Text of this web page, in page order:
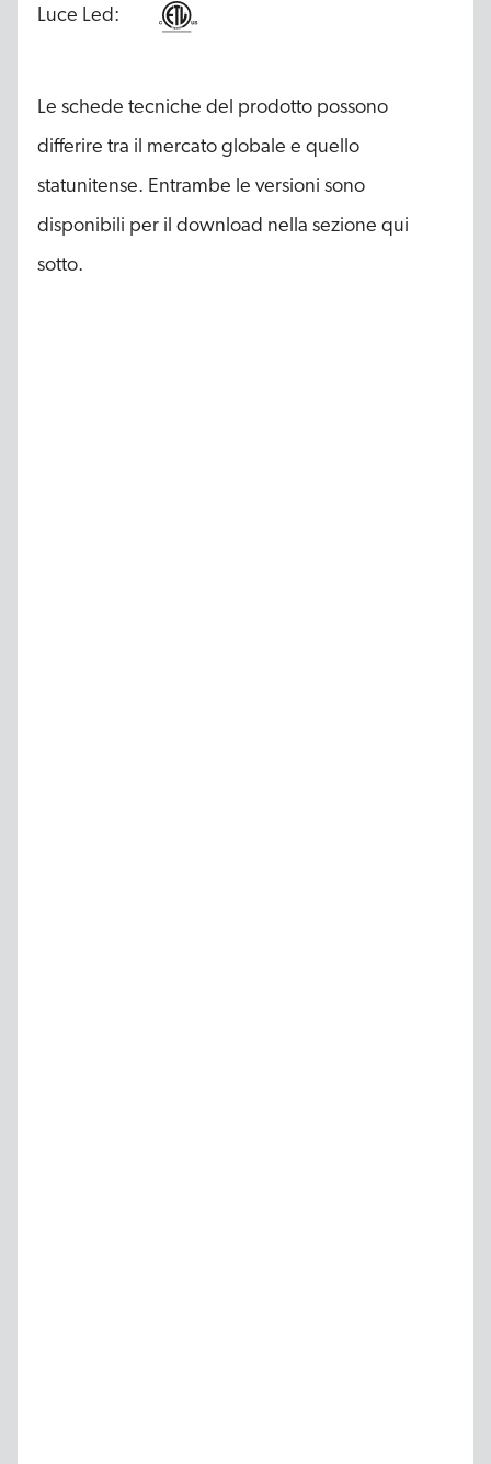
Luce Led:
Le schede tecniche del prodotto possono
differire tra il mercato globale e quello
statunitense. Entrambe le versioni sono
disponibili per il download nella sezione qui
sotto.